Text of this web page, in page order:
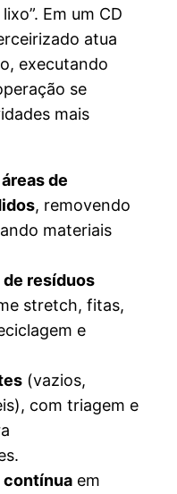
Em um CD
atua
executando
se
mais
de
, removendo
materiais
resíduos
stretch, fitas,
e
(vazios,
com triagem e
contínua em